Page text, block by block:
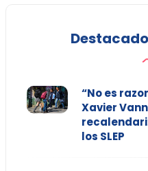
“No es
Xavier
los SLEP